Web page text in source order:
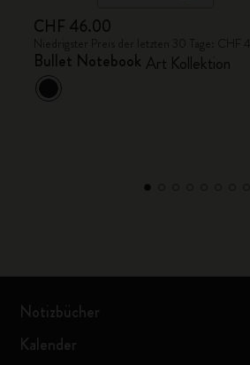
CHF 46.00
Bullet Notebook Art Kollektion
Notizbücher
Kalender